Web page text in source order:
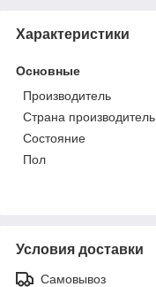
Характеристики
Основные
Производитель
Страна производитель
Состояние
Пол
Условия доставки
Самовывоз